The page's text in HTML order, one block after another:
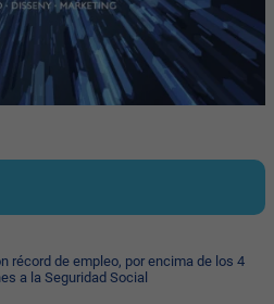
récord de empleo, por encima de los 4
a la Seguridad Social